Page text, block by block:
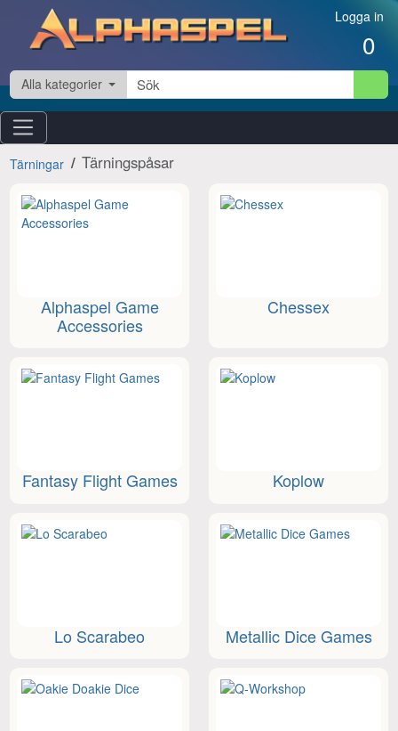
Hoppa till innehåll Logga in
0
Alla kategorier
Tärningar Tärningspåsar
Alphaspel Game
Accessories
Chessex
Fantasy Flight Games Koplow
Lo Scarabeo Metallic Dice Games